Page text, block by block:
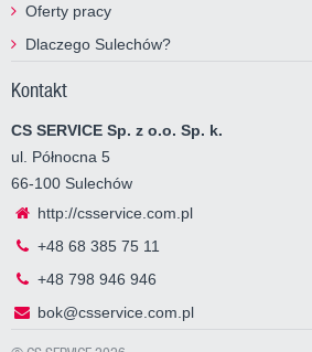
Oferty pracy
Dlaczego Sulechów?
Kontakt
CS SERVICE Sp. z o.o. Sp. k.
ul. Północna 5
66-100 Sulechów
http://csservice.com.pl
+48 68 385 75 11
+48 798 946 946
bok@csservice.com.pl